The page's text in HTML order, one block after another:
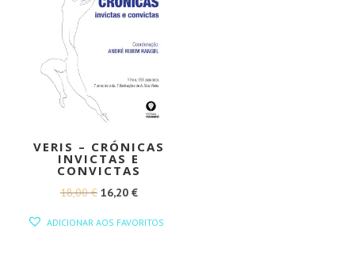
VERIS – CRÓNICAS
INVICTAS E
CONVICTAS
18,00€ O
16,20 €O
ADICIONAR AOS FAVORITOS